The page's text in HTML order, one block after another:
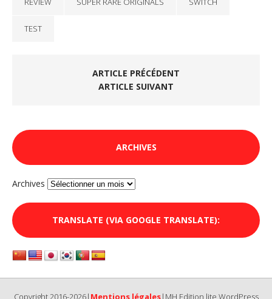
TEST
ARTICLE PRÉCÉDENT
ARTICLE SUIVANT
ARCHIVES
Archives
TRANSLATE (VIA GOOGLE TRANSLATE):
Copyright 2016-2026| Mentions légales|MH Edition lite WordPress